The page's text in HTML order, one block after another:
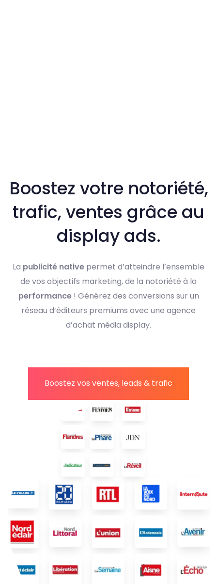
Boostez votre notoriété,
trafic, ventes grâce au
display ads.
La publicité native permet d’atteindre l’ensemble
de vos objectifs marketing, de la notoriété à la
performance! Générez des conversions sur un
réseau d’éditeurs premiums avec une agence
d’achat média display.
Boostez vos ventes, leads & trafic